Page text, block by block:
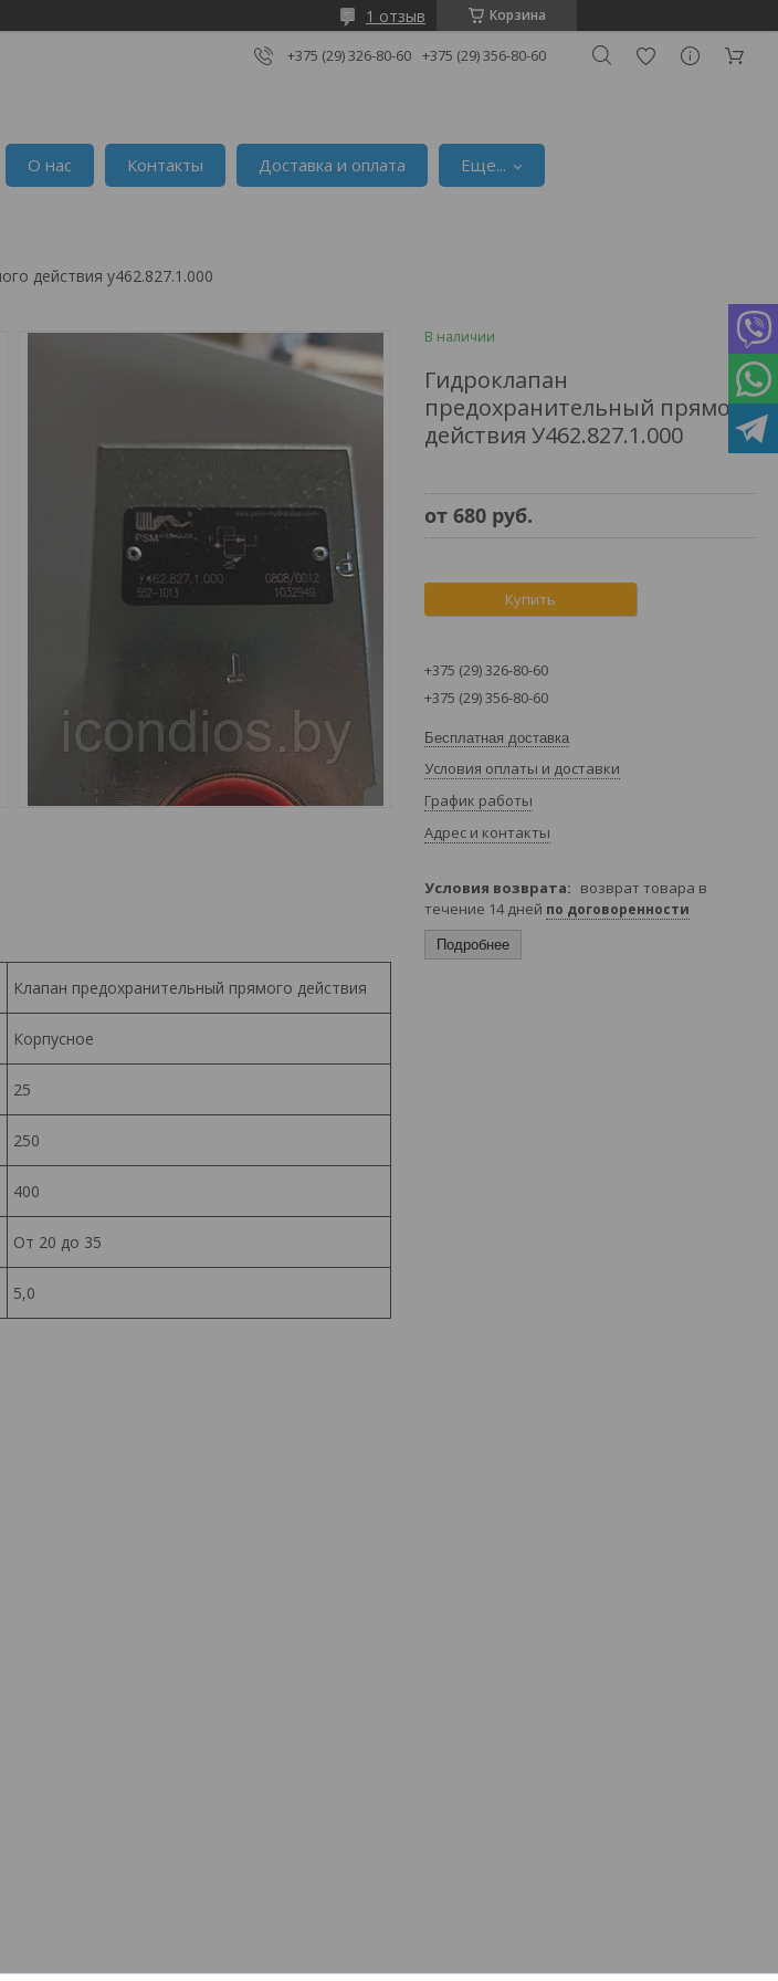
Корзина
1 отзыв
+375 (29) 326-80-60 +375 (29) 356-80-60
О нас Контакты Доставка и оплата Еще...
действия у462.827.1.000
Клапан предохранительный прямого действия
Корпусное
25
250
400
От 20 до 35
5,0
В наличии
Гидроклапан
предохранительный прямого
действия У462.827.1.000
от 680 руб.
Купить
+375 (29) 326-80-60
+375 (29) 356-80-60
Бесплатная доставка
Условия оплаты и доставки
График работы
Адрес и контакты
возврат товара в
течение 14 дней по договоренности
Подробнее